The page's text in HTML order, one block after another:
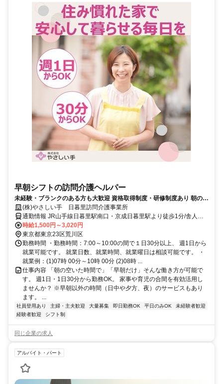
早朝シフトの訪問介護ヘルパー
未経験・ブランクのある方も大歓迎 資格取得制度・研修制度あり 朝の空
いた時間で働けます
(株)やさしい手 日暮里訪問介護事業所
通勤情報 JR山手線日暮里駅南口・京成日暮里駅より徒歩1分/舎人線
日暮里駅より徒歩2分
時給1,500円～3,020円
東京都東京23区荒川区
勤務時間 ・勤務時間：7:00～10:00の間で１日30分以上、 週1日から
就業可能です。 就業日数、就業時間、就業曜日は相談可能です。 ・
就業例：(1)07時 00分～10時 00分 (2)08時 ...
仕事内容 「朝の空いた時間で」「早朝だけ」そんな働き方が可能で
す。 週1日・1日30分から勤務OK。 家事や育児の合間を有効活用し
ませんか？ ※早朝以外の時間（日中や夕方、夜）のサービスもあり
ます。 ...
社員登用あり 主婦・主夫歓迎 大量募集 即日勤務OK 平日のみOK
未経験者歓迎
経験者歓迎
シフト制
同じ企業の求人
アルバイト・パート